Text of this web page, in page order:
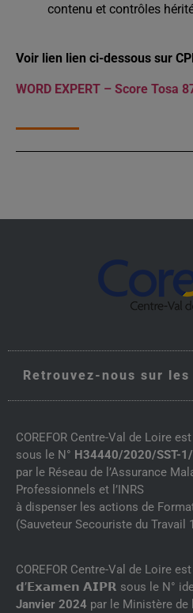
contenu et contrôles
Voir lien lien ci-dessous sur
WORD EXPERT – Score Tosa
Retrouvez-nous sur les
COREFOR Centre-Val de Loire
sous le N° H34440/2020/SST-
par le Réseau de l’Assurance
Professionnels et l’INRS
à dispenser les actions de
(Sauveteur Secouriste du Travail
COREFOR Centre-Val de Loire
𝗱’𝗘𝘅𝗮𝗺𝗲𝗻 𝗔𝗜𝗣𝗥 sous le N°
Janvier 2024 par le Ministère